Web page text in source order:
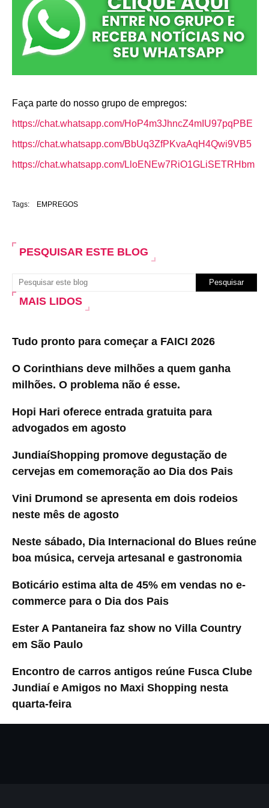
o
r
Faça parte do nosso grupo de empregos:
https://chat.whatsapp.com/HoP4m3JhncZ4mIU97pqPBE
https://chat.whatsapp.com/BbUq3ZfPKvaAqH4Qwi9VB5
https://chat.whatsapp.com/LloENEw7RiO1GLiSETRHbm
Tags: EMPREGOS
PESQUISAR ESTE BLOG
MAIS LIDOS
Tudo pronto para começar a FAICI 2026
O Corinthians deve milhões a quem ganha
milhões. O problema não é esse.
Hopi Hari oferece entrada gratuita para
advogados em agosto
JundiaíShopping promove degustação de
cervejas em comemoração ao Dia dos Pais
Vini Drumond se apresenta em dois rodeios
neste mês de agosto
Neste sábado, Dia Internacional do Blues reúne
boa música, cerveja artesanal e gastronomia
Boticário estima alta de 45% em vendas no e-
commerce para o Dia dos Pais
Ester A Pantaneira faz show no Villa Country
em São Paulo
Encontro de carros antigos reúne Fusca Clube
Jundiaí e Amigos no Maxi Shopping nesta
quarta-feira